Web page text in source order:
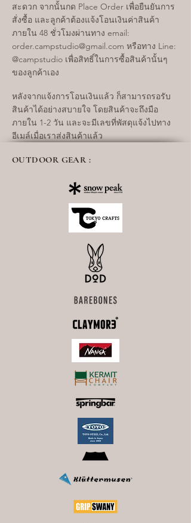
สะดวก จากนั้นกด Place Order เพื่อยืนยันการ
สั่งซื้อ และลูกค้าต้องแจ้งโอนเงินค่าสินค้า
ภายใน 48 ชั่วโมงผ่านทาง email:
order.campstudio@gmail.com หรือทาง Line:
@campstudio เพื่อสิทธิ์ในการซื้อสินค้านั้นๆ
ของลูกค้าเอง
หลังจากแจ้งการโอนเงินแล้ว ก็สามารถรอรับ
สินค้าได้อย่างสบายใจ โดยสินค้าจะถึงมือ
ภายใน 1-2 วัน และจะมีเลขที่พัสดุแจ้งไปทาง
อีเมล์เมื่อเราส่งสินค้าแล้ว
OUTDOOR GEAR :